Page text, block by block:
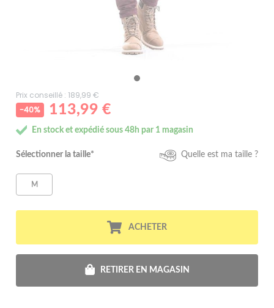
Prix conseillé : 189,99 €
-40%
113,99 €
En stock et expédié sous 48h par 1 magasin
Sélectionner la taille* Quelle est ma taille ?
M
ACHETER
RETIRER EN MAGASIN